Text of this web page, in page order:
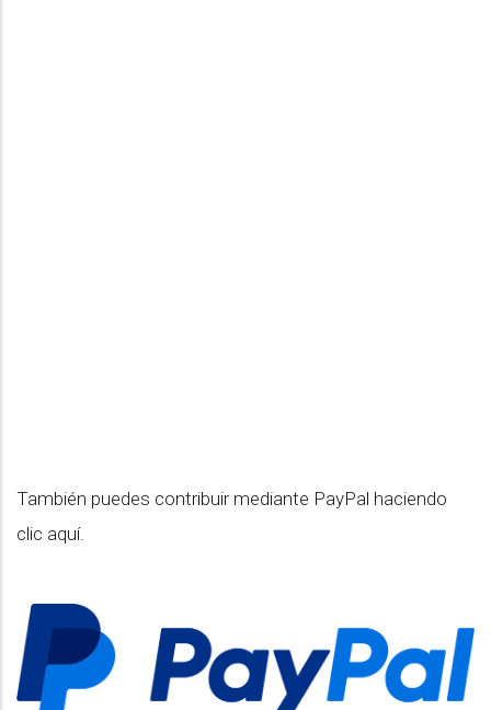
También puedes contribuir mediante PayPal haciendo
clic aquí.